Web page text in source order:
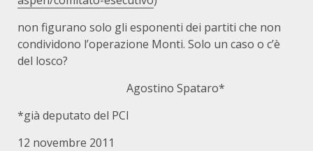
non figurano solo gli esponenti dei partiti che non
condividono l’operazione Monti. Solo un caso o c’è
del losco?
Agostino Spataro*
*già deputato del PCI
12 novembre 2011